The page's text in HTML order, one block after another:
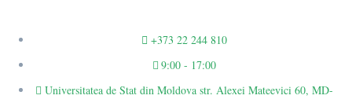
+373 22 244 810
9:00 - 17:00
Universitatea de Stat din Moldova str. Alexei Mateevici 60, MD-